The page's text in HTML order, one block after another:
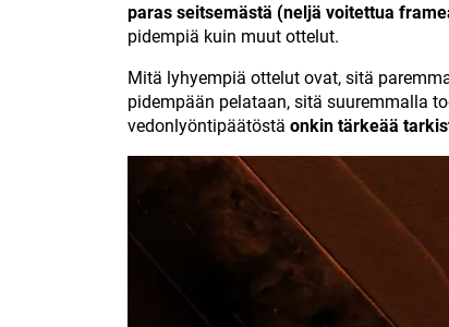
paras seitsemästä (neljä voitettua
pidempiä kuin muut ottelut.
Mitä lyhyempiä ottelut ovat, sitä
pidempään pelataan, sitä suuremmalla
vedonlyöntipäätöstä onkin tärkeää